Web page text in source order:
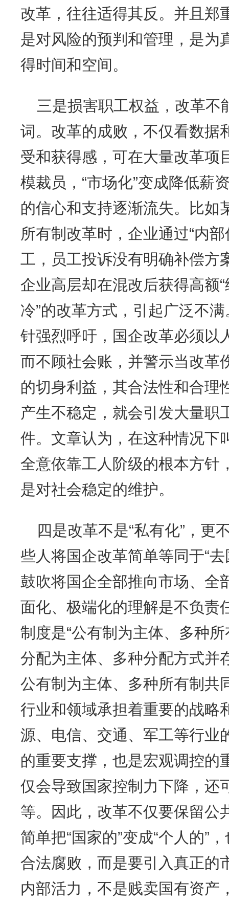
改革，往往适得其反。并且郑
是对风险的预判和管理，是为
得时间和空间。
三是损害职工权益，改革不
词。改革的成败，不仅看数据
受和获得感，可在大量改革项
模裁员，“市场化”变成降低薪
的信心和支持逐渐流失。比如
所有制改革时，企业通过“内
工，员工投诉没有明确补偿方
企业高层却在混改后获得高额
冷”的改革方式，引起广泛不
针强烈呼吁，国企改革必须以
而不顾社会账，并警示当改革
的切身利益，其合法性和合理
产生不稳定，就会引发大量职
件。文章认为，在这种情况下
全意依靠工人阶级的根本方针
是对社会稳定的维护。
四是改革不是“私有化”，更
些人将国企改革简单等同于“去
鼓吹将国企全部推向市场、全
面化、极端化的理解是不负责
制度是“公有制为主体、多种
分配为主体、多种分配方式并
公有制为主体、多种所有制共
行业和领域承担着重要的战略
源、电信、交通、军工等行业
的重要支撑，也是宏观调控的
仅会导致国家控制力下降，还
等。因此，改革不仅要保留公
简单把“国家的”变成“个人的”
合法腐败，而是要引入真正的
内部活力，不是贱卖国有资产